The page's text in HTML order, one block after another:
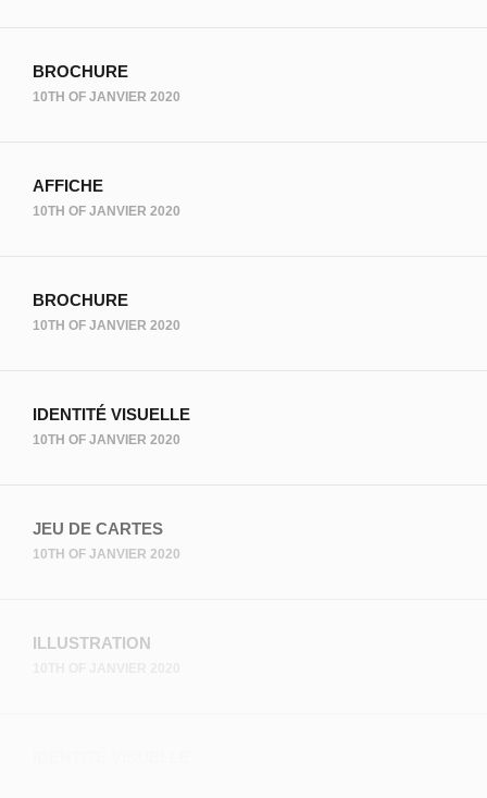
BROCHURE
10TH OF JANVIER 2020
AFFICHE
10TH OF JANVIER 2020
BROCHURE
10TH OF JANVIER 2020
IDENTITÉ VISUELLE
10TH OF JANVIER 2020
JEU DE CARTES
10TH OF JANVIER 2020
ILLUSTRATION